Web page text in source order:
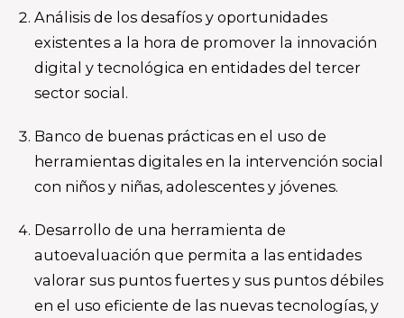
Análisis de los desafíos y oportunidades
existentes a la hora de promover la innovación
digital y tecnológica en entidades del tercer
sector social.
Banco de buenas prácticas en el uso de
herramientas digitales en la intervención social
con niños y niñas, adolescentes y jóvenes.
Desarrollo de una herramienta de
autoevaluación que permita a las entidades
valorar sus puntos fuertes y sus puntos débiles
en el uso eficiente de las nuevas tecnologías, y